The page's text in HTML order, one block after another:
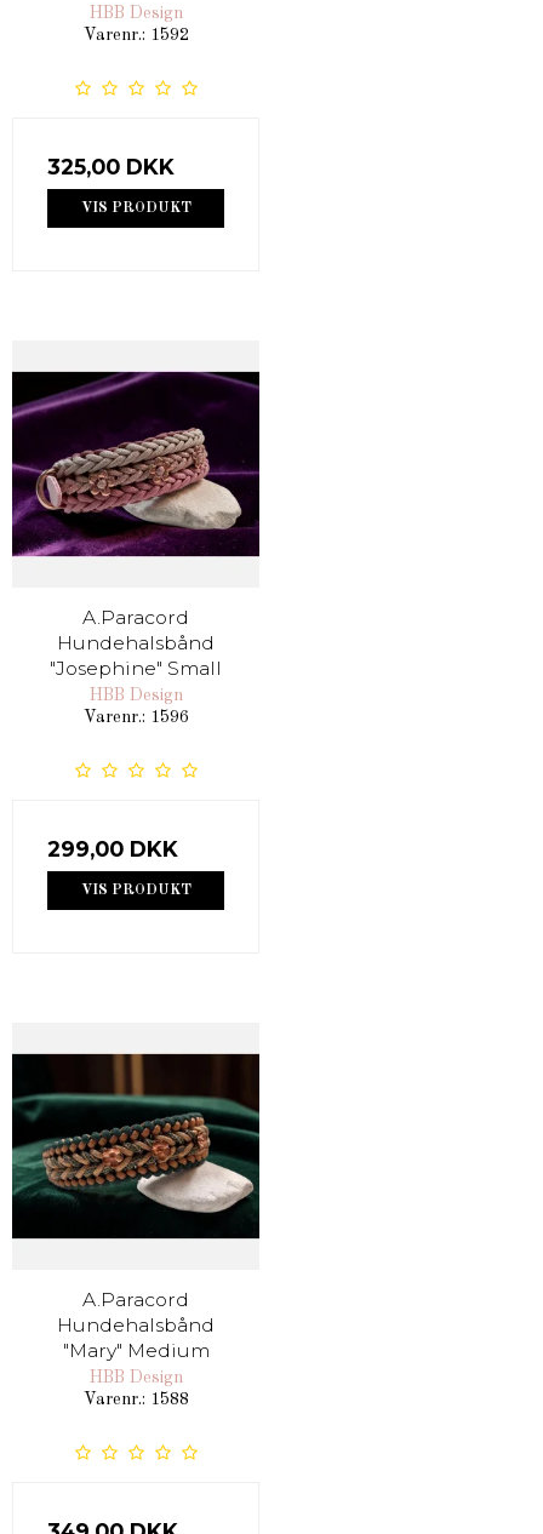
HBB Design
Varenr.: 1592
325,00 DKK
VIS PRODUKT
A.Paracord
Hundehalsbånd
"Josephine" Small
HBB Design
Varenr.: 1596
299,00 DKK
VIS PRODUKT
A.Paracord
Hundehalsbånd
"Mary" Medium
HBB Design
Varenr.: 1588